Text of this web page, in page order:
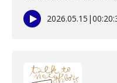
2026.05.15 |